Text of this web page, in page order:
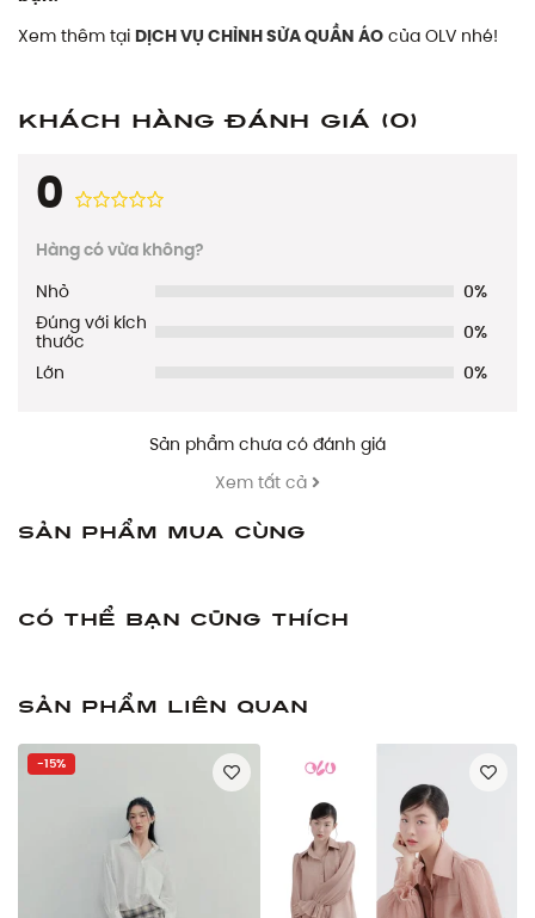
Xem thêm tại DỊCH VỤ CHỈNH SỬA QUẦN ÁO của OLV nhé!
Khách hàng đánh giá (0)
0
Hàng có vừa không?
Nhỏ
0%
Đúng với kích
thước
0%
Lớn
0%
Sản phẩm chưa có đánh giá
Xem tất cả
Sản phẩm mua cùng
Có thể bạn cũng thích
Sản phẩm liên quan
-15%